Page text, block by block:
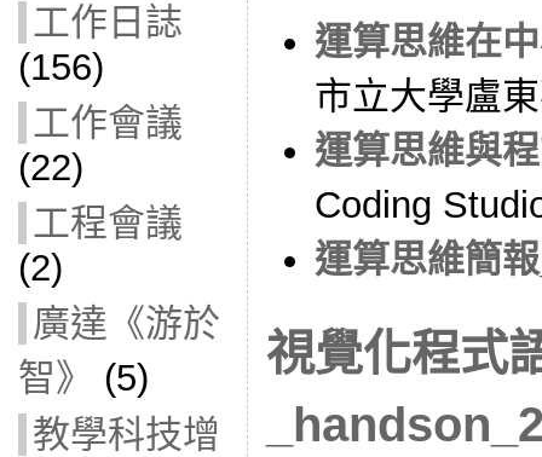
工作日誌
(156)
工作會議
(22)
工程會議
(2)
廣達《游於
智》
(5)
教學科技增
運算思維在
市立大學盧
運算思維與
Coding
運算思維簡
視覺化程式